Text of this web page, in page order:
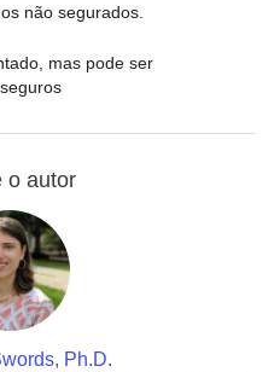
não segurados.
mas pode ser
o autor
Ph.D.